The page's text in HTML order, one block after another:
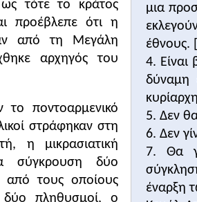
της βουλής [ενν. της
μου, που πίστευα ότι ήταν οι πιο
ακολουθήσει μια εθνική πολιτική.
Οθωμανών ακολουθήθηκε μια
ότι αυτή η πολιτική δε θα
για την επιτυχή εφαρμογή της
του «επεκτατισμού» είναι
είναι η «εθνική πολιτική».
δικές μας δυνάμεις και να
της χώρας. Να μην οδηγούμε
εφικτές. Τέλος, μέσα στα
μια
έθνους.
4. Είναι
δύναμη
5. Δεν
6. Δεν
7. Θα
έναρξη
τότε το κράτος
προέβλεπε ότι η
από τη Μεγάλη
αρχηγός του
το ποντοαρμενικό
στράφηκαν στη
η μικρασιατική
σύγκρουση δύο
από τους οποίους
δύο πληθυσμοί, ο